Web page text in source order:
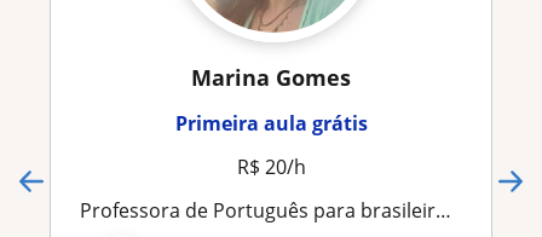
Marina Gomes
Primeira aula grátis
R$ 20/h
Professora de Português para brasileiros e estrangeiros